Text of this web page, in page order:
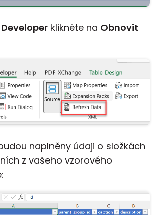
Developer klikněte na Obnovit
naplněny údaji o složkách
z vašeho vzorového